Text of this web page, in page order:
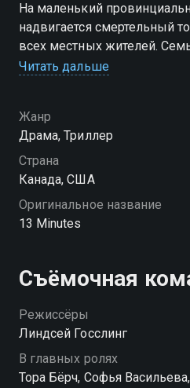
На маленький
надвигается смертельный
всех местных жителей.
как найти укрытие и способ
Читать дальше
Жанр
Драма, Триллер
Страна
Канада, США
Оригинальное название
13 Minutes
Съёмочная
Режиссёры
Линдсей Госслинг
В главных ролях
Тора Бёрч, Софья